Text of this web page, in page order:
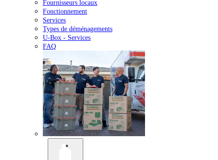
Fournisseurs locaux
Fonctionnement
Services
Types de déménagements
U-Box - Services
FAQ